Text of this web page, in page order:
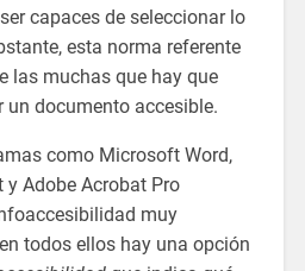
capaces de seleccionar lo
esta norma referente
las muchas que hay que
un documento accesible.
como Microsoft Word,
Adobe Acrobat Pro
muy
todos ellos hay una opción